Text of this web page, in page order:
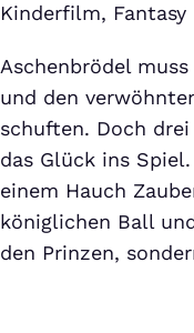
Kinderfilm, Fantasy
Aschenbrödel
und den
schuften. Doch
das Glück ins
einem Hauch
königlichen Ball
den Prinzen,